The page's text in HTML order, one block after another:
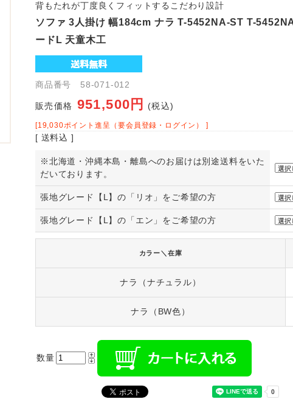
背もたれが丁度良くフィットするこだわり設計
ソファ 3人掛け 幅184cm ナラ T-5452NA-ST T-
ードL 天童木工
商品番号 58-071-012
販売価格 951,500円 (税込)
[19,030ポイント進呈（要会員登録・ログイン） ]
[ 送料込 ]
※北海道・沖縄本島・離島へのお届けは別途送料をいた
だいております。
張地グレード【L】の「リオ」をご希望の方
張地グレード【L】の「エン」をご希望の方
カラー＼在庫
ナラ（ナチュラル）
ナラ（BW色）
数量